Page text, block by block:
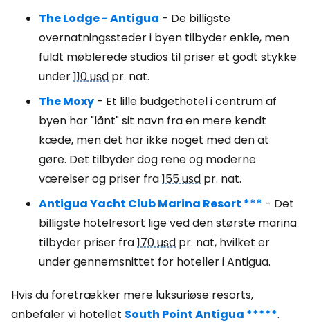
The Lodge - Antigua - De billigste
overnatningssteder i byen tilbyder enkle, men
fuldt møblerede studios til priser et godt stykke
under110 usd pr. nat.
The Moxy - Et lille budgethotel i centrum af
byen har "lånt" sit navn fra en mere kendt
kæde, men det har ikke noget med den at
gøre. Det tilbyder dog rene og moderne
værelser og priser fra155 usd pr. nat.
Antigua Yacht Club Marina Resort *** - Det
billigste hotelresort lige ved den største marina
tilbyder priser fra170 usd pr. nat, hvilket er
under gennemsnittet for hoteller i Antigua.
Hvis du foretrækker mere luksuriøse resorts,
anbefaler vi hotellet South Point Antigua *****.